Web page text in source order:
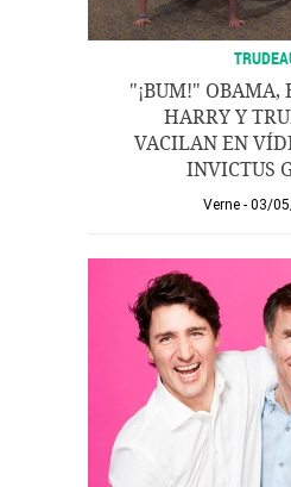
"¡BUM!" OBAMA,
HARRY Y
VACILAN EN
INVICTUS
Verne 03/